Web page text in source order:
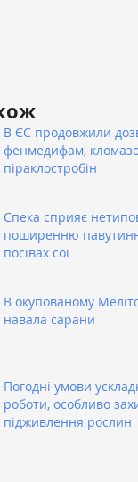
В ЄС продовжили
фенмедифам,
піраклостробін
Спека сприяє
поширенню
посівах сої
В окупованому
навала сарани
Погодні умови
роботи, особливо
підживлення рослин